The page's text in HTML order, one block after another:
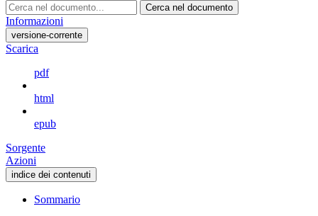
Cerca nel documento
Informazioni
versione-corrente
Scarica
pdf
html
epub
Sorgente
Azioni
indice dei contenuti
Sommario